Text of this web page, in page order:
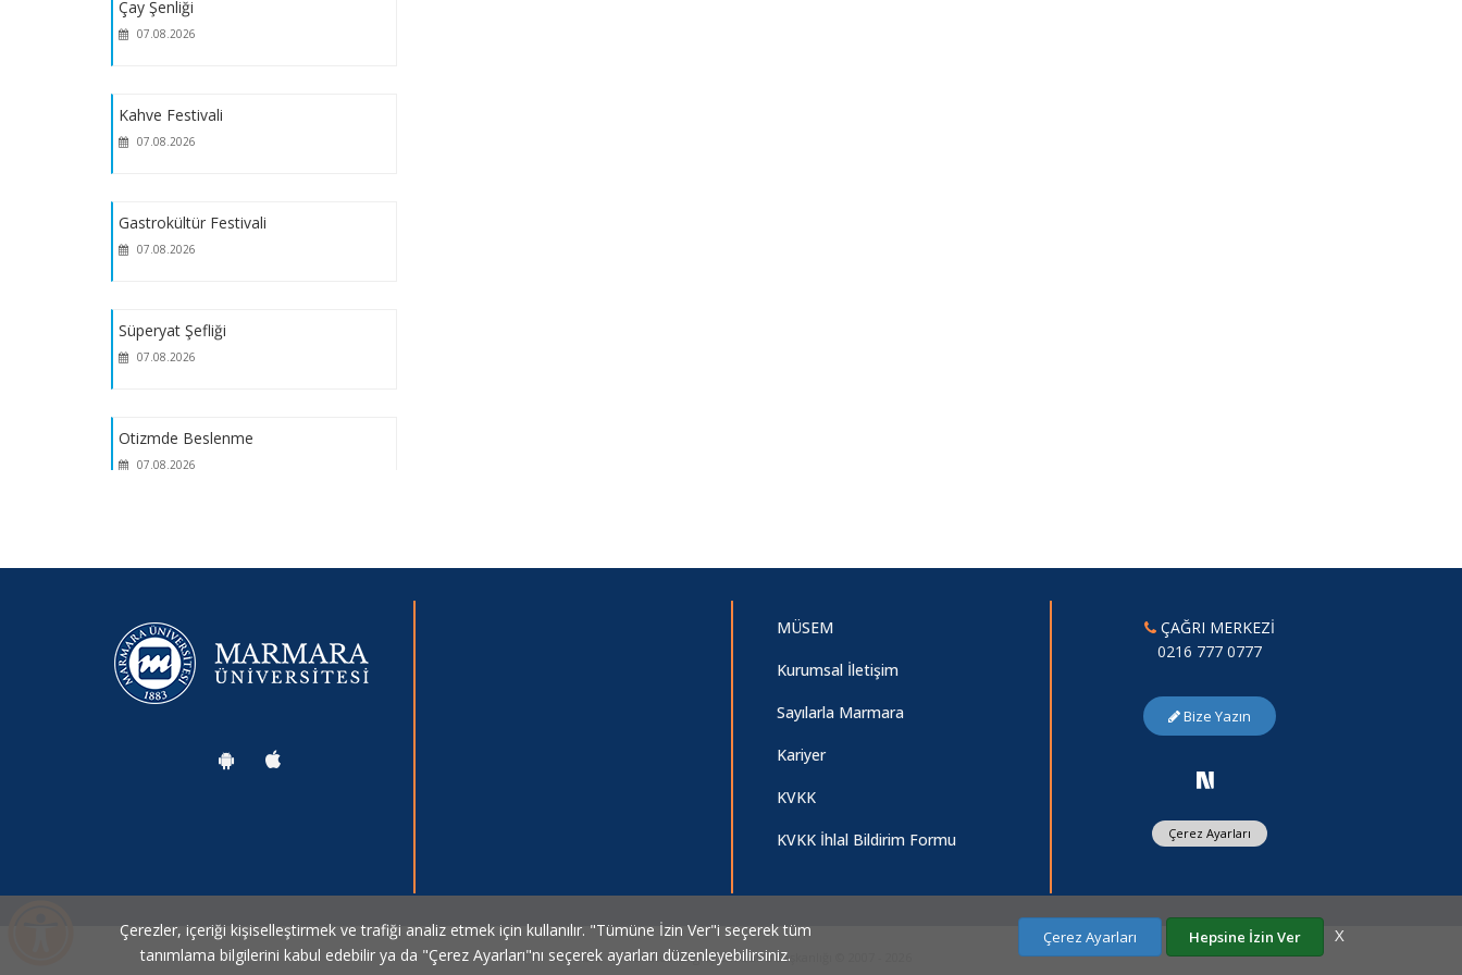
Çay Şenliği
07.08.2026
Kahve Festivali
07.08.2026
Gastrokültür Festivali
07.08.2026
Süperyat Şefliği
07.08.2026
Otizmde Beslenme
07.08.2026
07.08.2026
Ekmek-Söyleşi
07.08.2026
Çin Mutfağı Söyleşi
07.08.2026
MÜSEM
Kurumsal İletişim
Sayılarla Marmara
Kariyer
KVKK
KVKK İhlal Bildirim Formu
ÇAĞRI MERKEZİ
0216 777 0777
Bize Yazın
Çerez Ayarları
Marmara Üniversitesi Bilgi İşlem Daire Başkanlığı © 2007 - 2026
Çerezler, içeriği kişiselleştirmek ve trafiği analiz etmek için kullanılır. "Tümüne İzin Ver"i seçerek tüm
tanımlama bilgilerini kabul edebilir ya da "Çerez Ayarları"nı seçerek ayarları düzenleyebilirsiniz.
Çerez Ayarları Hepsine İzin Ver X